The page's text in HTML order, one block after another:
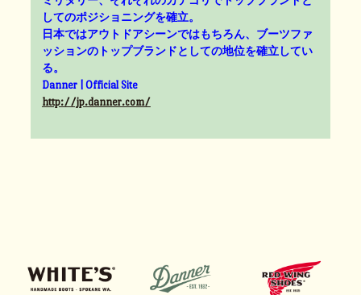
してのポジショニングを確立。
日本ではアウトドアシーンではもちろん、ブーツファ
ッションのトップブランドとしての地位を確立してい
る。
Danner | Official Site
http://jp.danner.com/